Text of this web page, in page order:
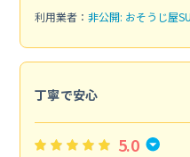
利用業者： 非公開: おそうじ屋
丁寧で安心
5.0